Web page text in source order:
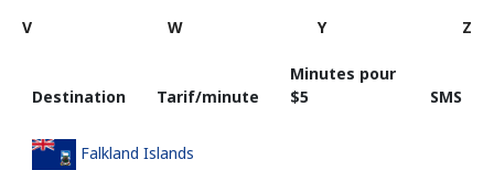
V
W Y Z
Destination Tarif/minute
Minutes pour
⁦$5⁩
SMS
Falkland Islands